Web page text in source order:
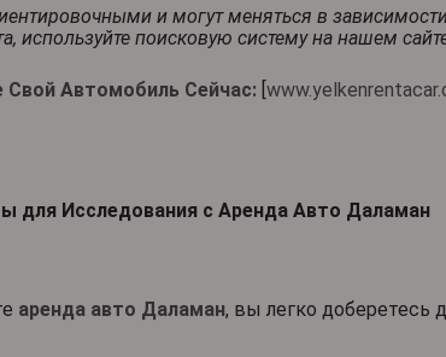
и могут меняться в
используйте поисковую систему на нашем
Свой Автомобиль Сейчас:
для Исследования с Аренда Авто Даламан
аренда авто Даламан, вы легко доберетесь